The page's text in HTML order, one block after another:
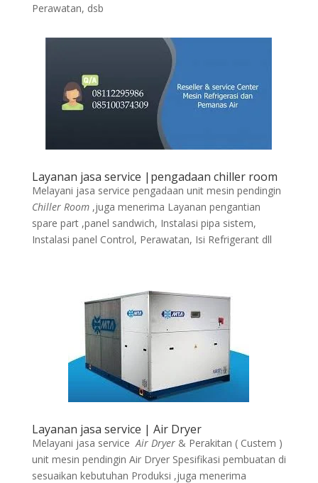
Perawatan, dsb
Layanan jasa service |pengadaan chiller room
Melayani jasa service pengadaan unit mesin pendingin
Chiller Room,juga menerima Layanan pengantian
spare part ,panel sandwich, Instalasi pipa sistem,
Instalasi panel Control, Perawatan, Isi Refrigerant dll
Layanan jasa service | Air Dryer
Melayani jasa service Air Dryer& Perakitan ( Custem )
unit mesin pendingin Air Dryer Spesifikasi pembuatan di
sesuaikan kebutuhan Produksi ,juga menerima